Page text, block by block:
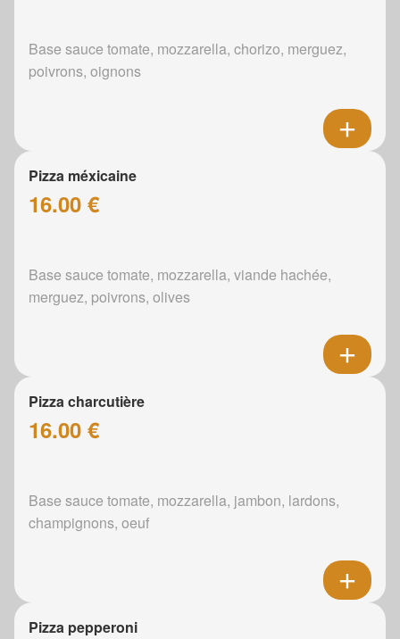
Base sauce tomate, mozzarella, chorizo, merguez,
poivrons, oignons
Pizza méxicaine
16.00 €
Base sauce tomate, mozzarella, viande hachée,
merguez, poivrons, olives
Pizza charcutière
16.00 €
Base sauce tomate, mozzarella, jambon, lardons,
champignons, oeuf
Pizza pepperoni